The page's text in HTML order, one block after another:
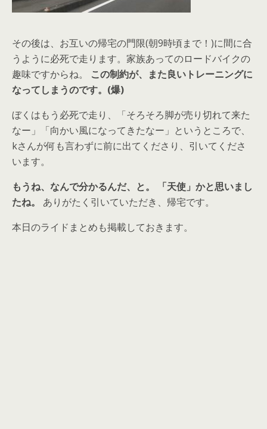
その後は、お互いの帰宅の門限(朝9時頃まで！)に間に合
うように必死で走ります。家族あってのロードバイクの
趣味ですからね。 この制約が、また良いトレーニングに
なってしまうのです。(爆)
ぼくはもう必死で走り、「そろそろ脚が売り切れて来た
なー」「向かい風になってきたなー」というところで、
kさんが何も言わずに前に出てくださり、引いてくださ
います。
もうね、なんで分かるんだ、と。
「天使」かと思いまし
たね。
ありがたく引いていただき、帰宅です。
本日のライドまとめも掲載しておきます。